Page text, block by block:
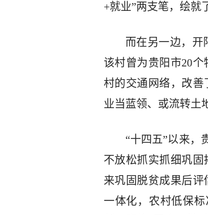
+就业”两支笔，绘就
而在另一边，开
该村曾为贵阳市20
村的交通网络，改
业当蓝领、或流转土
“十四五”以来，
不放松抓实抓细巩固
来巩固脱贫成果后评
一体化，农村低保